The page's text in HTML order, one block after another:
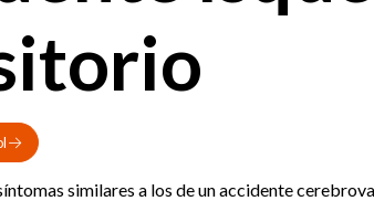
similares a los de un accidente